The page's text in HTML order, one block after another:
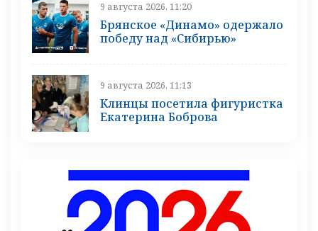
9 августа 2026, 11:20
Брянское «Динамо» одержало
победу над «Сибирью»
9 августа 2026, 11:13
Клинцы посетила фигуристка
Екатерина Боброва